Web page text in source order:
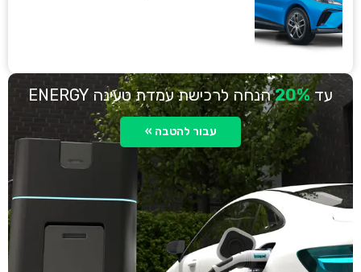
עד20%הנחה לרכישת עמדת טעינה ENERGY
עבור להטבה »